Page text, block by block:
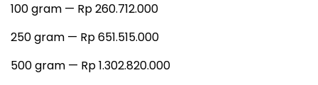
100 gram — Rp 260.712.000
250 gram — Rp 651.515.000
500 gram — Rp 1.302.820.000